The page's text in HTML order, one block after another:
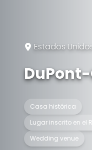
Estados
Casa histórica
Lugar inscrito en el
Wedding venue